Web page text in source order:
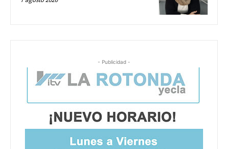
- Publicidad -